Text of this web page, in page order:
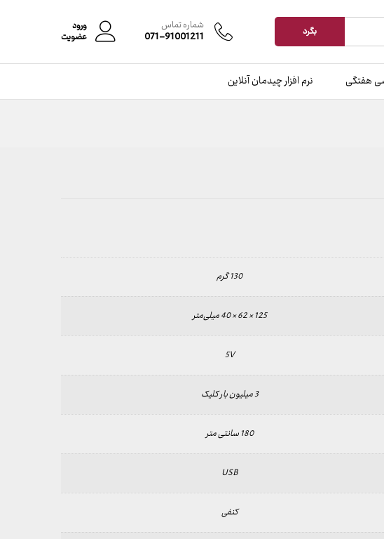
بگرد شماره تماس
071-91001211
ورود
عضویت
هفتگی نرم افزار چیدمان آنلاین
130 گرم
125 × 62 × 40 میلی‌متر
5V
3 میلیون بار کلیک
180 سانتی متر
USB
کنفی